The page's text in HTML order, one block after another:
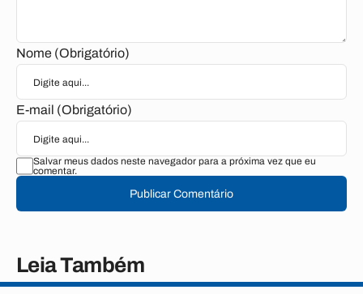
Nome (Obrigatório)
E-mail (Obrigatório)
Salvar meus dados neste navegador para a próxima vez que eu
comentar.
Publicar Comentário
Leia Também